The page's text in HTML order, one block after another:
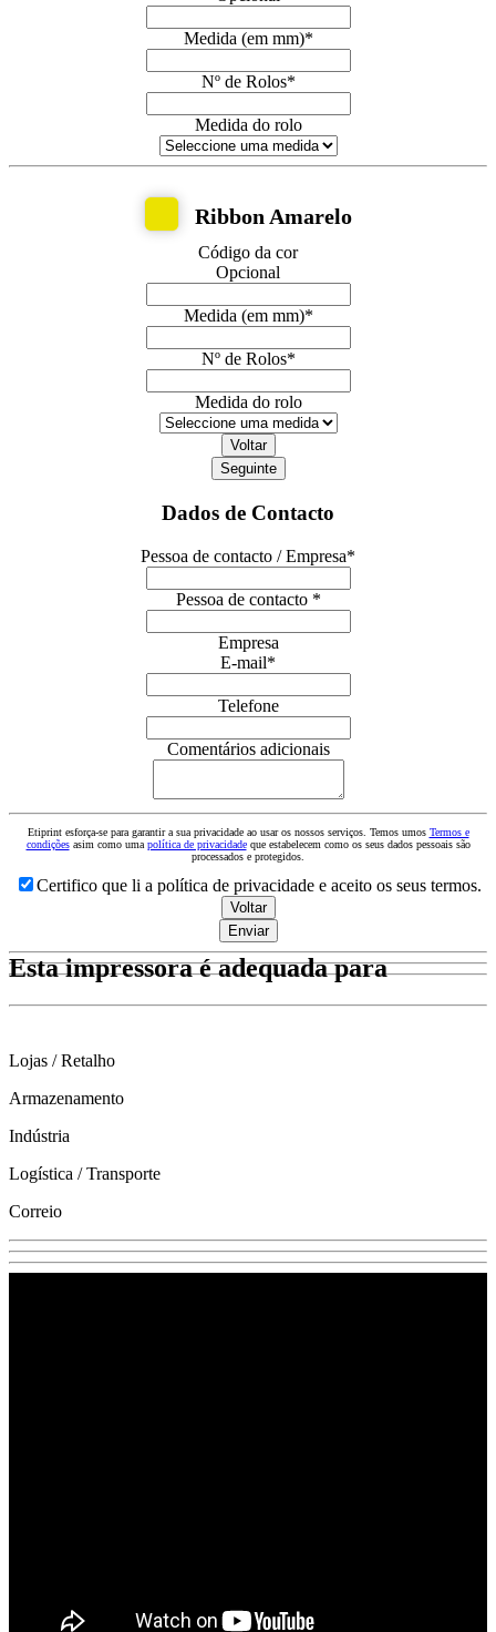
Medida (em mm)*
Nº de Rolos*
Medida do rolo
Ribbon Amarelo
Código da cor
Opcional
Medida (em mm)*
Nº de Rolos*
Medida do rolo
Voltar
Seguinte
Dados de Contacto
Pessoa de contacto / Empresa*
Pessoa de contacto *
Empresa
E-mail*
Telefone
Comentários adicionais
Your
Website*
Etiprint esforça-se para garantir a sua privacidade ao usar os nossos serviços. Temos umos Termos e
condiçõesasim como uma política de privacidadeque estabelecem como os seus dados pessoais são
processados e protegidos.
Certifico que li a política de privacidade e aceito os seus termos.
Voltar
Enviar
Esta impressora é adequada para
Lojas / Retalho
Armazenamento
Indústria
Logística / Transporte
Correio